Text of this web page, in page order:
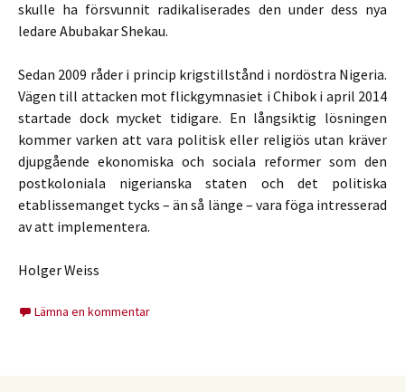
skulle ha försvunnit radikaliserades den under dess nya
ledare Abubakar Shekau.
Sedan 2009 råder i princip krigstillstånd i nordöstra Nigeria.
Vägen till attacken mot flickgymnasiet i Chibok i april 2014
startade dock mycket tidigare. En långsiktig lösningen
kommer varken att vara politisk eller religiös utan kräver
djupgående ekonomiska och sociala reformer som den
postkoloniala nigerianska staten och det politiska
etablissemanget tycks – än så länge – vara föga intresserad
av att implementera.
Holger Weiss
Lämna en kommentar